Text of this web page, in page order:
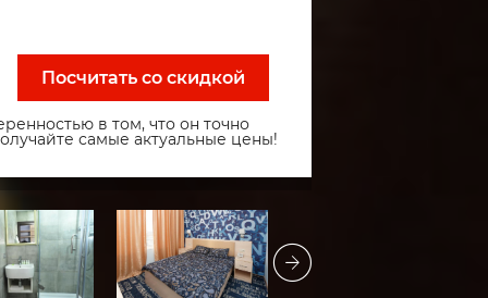
Посчитать со скидкой
в том, что он точно
самые актуальные цены!